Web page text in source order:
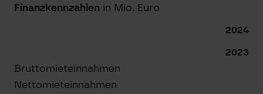
Finanzkennzahlen in Mio. Euro
2024
2023
Bruttomieteinnahmen
Nettomieteinnahmen